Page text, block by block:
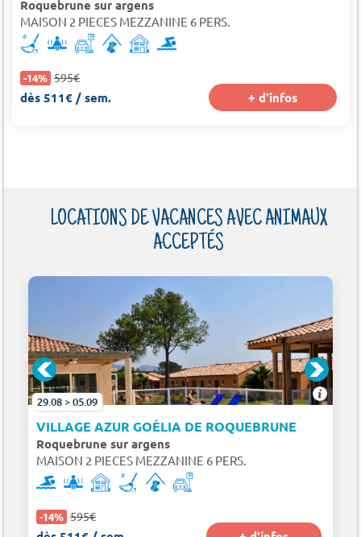
Roquebrune sur argens
MAISON 2 PIECES MEZZANINE 6 PERS.
-14% 595€
dès 511€ / sem. + d'infos
LOCATIONS DE VACANCES AVEC ANIMAUX
ACCEPTÉS
29.08 > 05.09
VILLAGE AZUR GOÉLIA DE ROQUEBRUNE
Roquebrune sur argens
MAISON 2 PIECES MEZZANINE 6 PERS.
-14% 595€